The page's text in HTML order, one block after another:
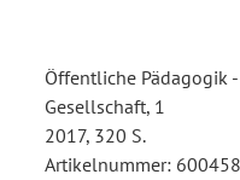
Öffentliche Pädagogik
Gesellschaft, 1
2017, 320 S.
Artikelnummer: